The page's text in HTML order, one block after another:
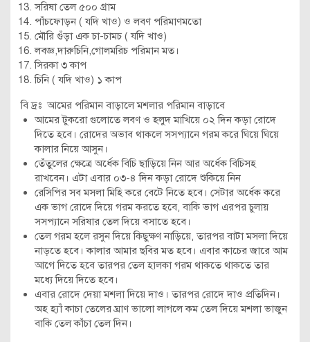
সরিষা তেল ৫০০ গ্রাম
পাঁচফোড়ন ( যদি খাও) ও লবণ পরিমাণমতো
মৌরি গুঁড়া এক চা-চামচ ( যদি খাও)
লবজ্ঞ,দারুচিনি,গোলমরিচ পরিমান মত।
সিরকা ৩ কাপ
চিনি ( যদি খাও) ১ কাপ
বি দ্রঃ আমের পরিমান বাড়ালে মশলার পরিমান বাড়াবে
আমের টুকরো গুলোতে লবণ ও হলুদ মাখিয়ে ০২ দিন কড়া রোদে
দিতে হবে। রোদের অভাব থাকলে সসপ্যানে গরম করে ঘিয়ে ঘিয়ে
কালার নিয়ে আসুন।
তেঁতুলের ক্ষেত্রে অর্ধেক বিচি ছাড়িয়ে নিন আর অর্ধেক বিচিসহ
রাখবেন। এটা এবার ০৩-৪ দিন কড়া রোদে শুকিয়ে নিন
রেসিপির সব মসলা মিহি করে বেটে নিতে হবে। সেটার অর্ধেক করে
এক ভাগ রোদে দিয়ে গরম করতে হবে, বাকি ভাগ এরপর চুলায়
সসপ্যানে সরিষার তেল দিয়ে বসাতে হবে।
তেল গরম হলে রসুন দিয়ে কিছুক্ষণ নাড়িয়ে, তারপর বাটা মসলা দিয়ে
নাড়তে হবে। কালার আমার ছবির মত হবে। এবার কাচের জারে আম
আগে দিতে হবে তারপর তেল হালকা গরম থাকতে থাকতে তার
মধ্যে দিয়ে দিতে হবে।
এবার রোদে দেয়া মশলা দিয়ে দাও। তারপর রোদে দাও প্রতিদিন।
অহ হ্যাঁ কাচা তেলের ঘ্রাণ ভালো লাগলে কম তেল দিয়ে মশলা ভাজুন
বাকি তেল কাঁচা তেল দিন।